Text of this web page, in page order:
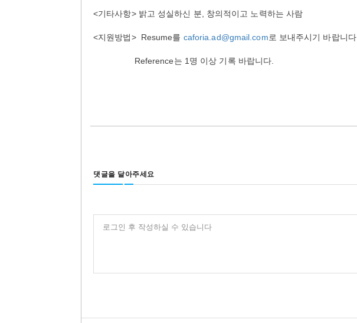
<기타사항> 밝고 성실하신 분, 창의적이고 노력하는 사람
<지원방법> Resume를 caforia.ad@gmail.com로 보내주시기 바랍니다.
Reference는 1명 이상 기록 바랍니다.
댓글을 달아주세요
로그인 후 작성하실 수 있습니다